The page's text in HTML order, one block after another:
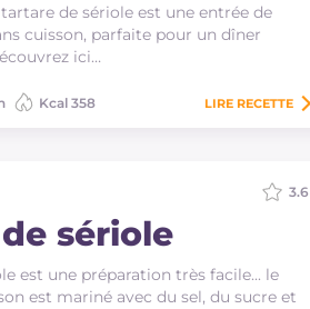
de sériole est une entrée de
cuisson, parfaite pour un dîner
ici…
Kcal 358 LIRE RECETTE
sériole
est une préparation très facile... le
est mariné avec du sel, du sucre et
3.6